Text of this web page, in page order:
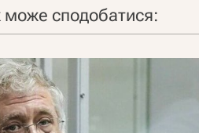
сподобатися: